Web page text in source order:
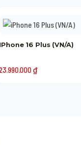
IPhone 16 Plus (VN/A)
₫